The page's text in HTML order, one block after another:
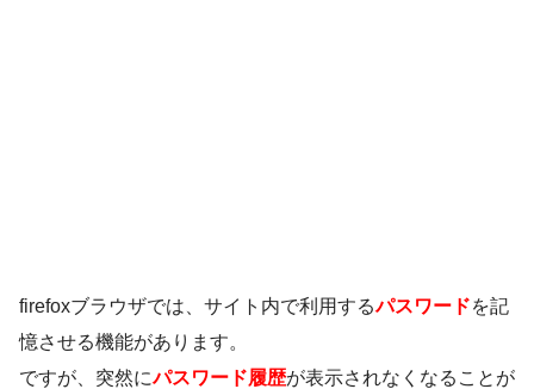
firefoxブラウザでは、サイト内で利用するパスワードを記
憶させる機能があります。
ですが、突然にパスワード履歴が表示されなくなることが